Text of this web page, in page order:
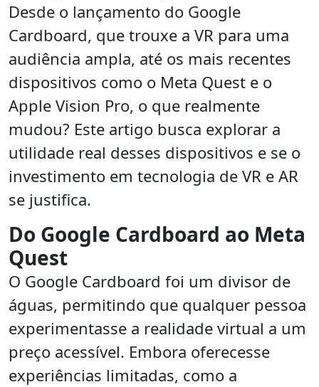
Desde o lançamento do Google
Cardboard, que trouxe a VR para uma
audiência ampla, até os mais recentes
dispositivos como o Meta Quest e o
Apple Vision Pro, o que realmente
mudou? Este artigo busca explorar a
utilidade real desses dispositivos e se o
investimento em tecnologia de VR e AR
se justifica.
Do Google Cardboard ao Meta
Quest
O Google Cardboard foi um divisor de
águas, permitindo que qualquer pessoa
experimentasse a realidade virtual a um
preço acessível. Embora oferecesse
experiências limitadas, como a